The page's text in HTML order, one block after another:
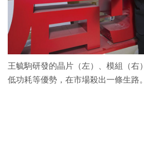
王毓駒研發的晶片（左）、模組（右
低功耗等優勢，在市場殺出一條生路。